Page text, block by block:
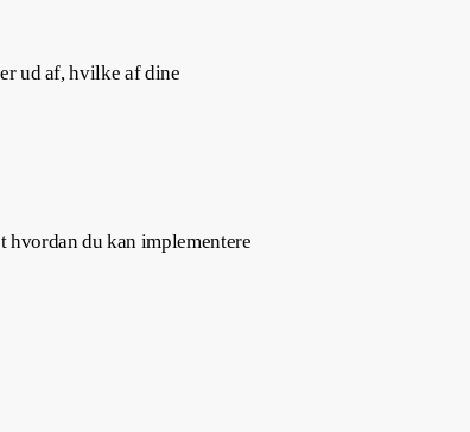
ud af, hvilke af dine
du kan implementere